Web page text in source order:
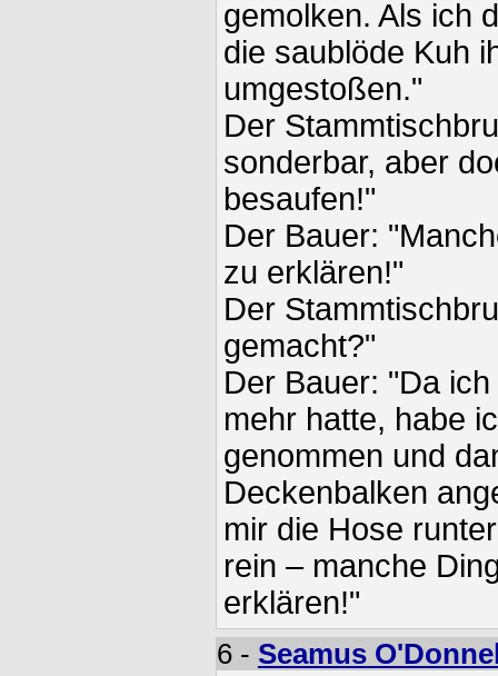
gemolken. Als ich
die saublöde Kuh
umgestoßen."
Der
sonderbar, aber
besaufen!"
Der Bauer:
zu erklären!"
Der
gemacht?"
Der Bauer: "Da
mehr hatte, habe
genommen und
Deckenbalken
mir die Hose
rein – manche
erklären!"
6 - Seamus